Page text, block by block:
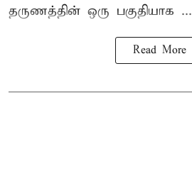
தருணத்தின் ஒரு பகுதியாக ...
Read More